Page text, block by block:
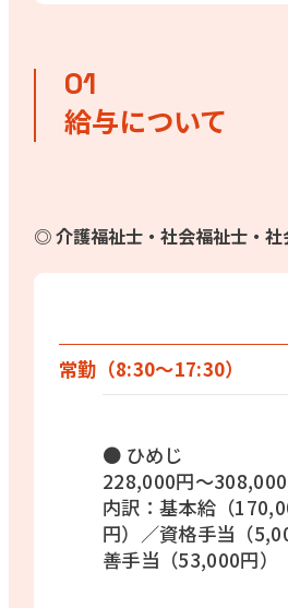
給与について
◎ 介護福祉士・社会福祉士・社
常勤（8:30〜17:30）
● ひめじ
228,000円〜
内訳：基本給（
円）／資格手当（
善手当（53,000円）